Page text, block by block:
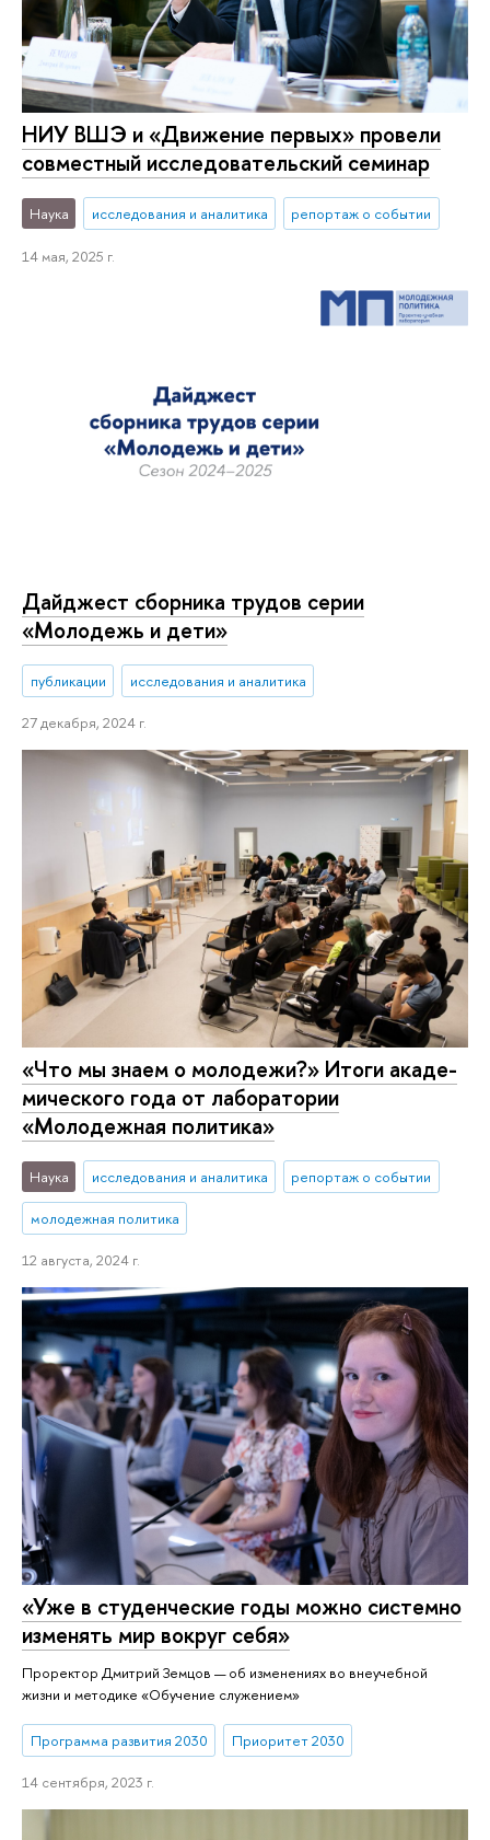
НИУ ВШЭ и «Движение первых» провели
совместный исследовательский семинар
Наука исследования и аналитика репортаж о событии
14 мая, 2025 г.
Дайджест сборника трудов серии
«Молодежь и дети»
публикации исследования и аналитика
27 декабря, 2024 г.
«Что мы знаем о молодежи?» Итоги ака­де­
ми­че­ско­го года от лаборатории
«Молодежная политика»
Наука исследования и аналитика репортаж о событии
молодежная политика
12 августа, 2024 г.
«Уже в сту­ден­че­ские годы можно системно
изменять мир вокруг себя»
Проректор Дмитрий Земцов — об изменениях во внеучебной
жизни и методике «Обучение служением»
Программа развития 2030 Приоритет 2030
14 сентября, 2023 г.